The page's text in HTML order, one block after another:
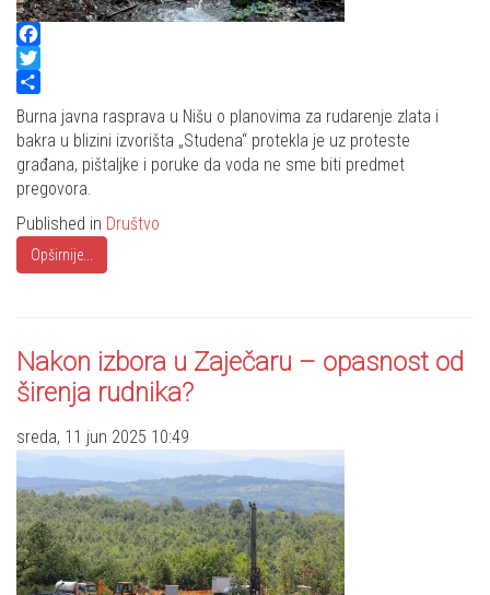
Facebook
Twitter
Share
Burna javna rasprava u Nišu o planovima za rudarenje zlata i
bakra u blizini izvorišta „Studena“ protekla je uz proteste
građana, pištaljke i poruke da voda ne sme biti predmet
pregovora.
Published in Društvo
Opširnije...
Nakon izbora u Zaječaru – opasnost od
širenja rudnika?
sreda, 11 jun 2025 10:49